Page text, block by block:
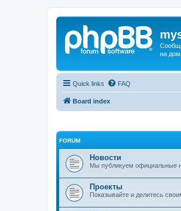
на
Quick links FAQ
Board index
FORUM
Новости
Мы публикуем официальные
Проекты
Показывайте и делитесь